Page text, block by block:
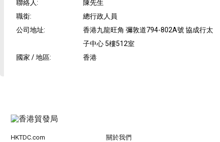
聯絡人:
陳先生
職銜:
總行政人員
公司地址:
香港九龍旺角 彌敦道794-802A號 協成行太
子中心 5樓512室
國家 / 地區: 香港
HKTDC.com 關於我們